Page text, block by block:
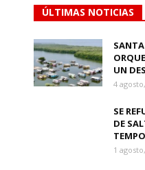
ÚLTIMAS NOTICIAS
UN
4
SE
DE
1